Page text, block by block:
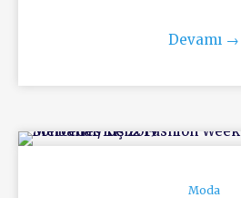
Devamı →
Moda